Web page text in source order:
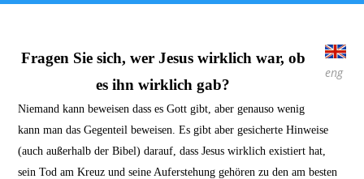
eng
Fragen Sie sich, wer Jesus wirklich war, ob
es ihn wirklich gab?
Niemand kann beweisen dass es Gott gibt, aber genauso wenig
kann man das Gegenteil beweisen. Es gibt aber gesicherte Hinweise
(auch außerhalb der Bibel) darauf, dass Jesus wirklich existiert hat,
sein Tod am Kreuz und seine Auferstehung gehören zu den am besten